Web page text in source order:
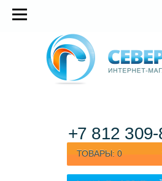
ТОВАРЫ: 0
+7 812